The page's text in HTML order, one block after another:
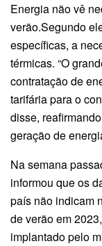
Energia não vê
verão.Segundo
específicas, a
térmicas. “O
contratação de
tarifária para o
disse,
geração de
Na semana
informou que os
país não indicam
de verão em
implantado pelo